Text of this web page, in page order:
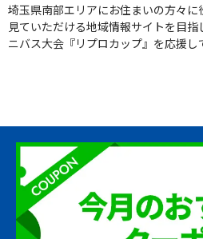
埼玉県南部エリアにお住まいの方々に
見ていただける地域情報サイトを目
ニバス大会『リプロカップ』を応援し